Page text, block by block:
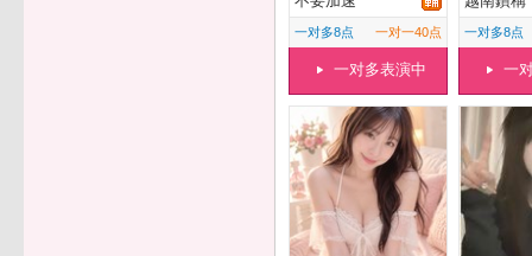
一对多8点 一对一40点
一对多表演中
一对多8点
一